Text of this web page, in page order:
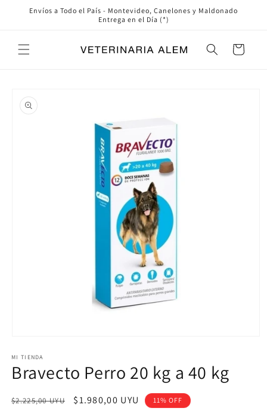
directamente
Envíos a Todo el País - Montevideo, Canelones y Maldonado
Entrega en el Día (*)
Carrito
a la
información
multimedia
1
en
modal
MI TIENDA
Bravecto Perro 20 kg a 40 kg
Precio
$2.225,00 UYU
Precio
$1.980,00 UYU 11% OFF